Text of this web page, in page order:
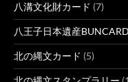
八溝文化財カード (7)
八王子日本遺産BUNCARD
北の縄文カード (5)